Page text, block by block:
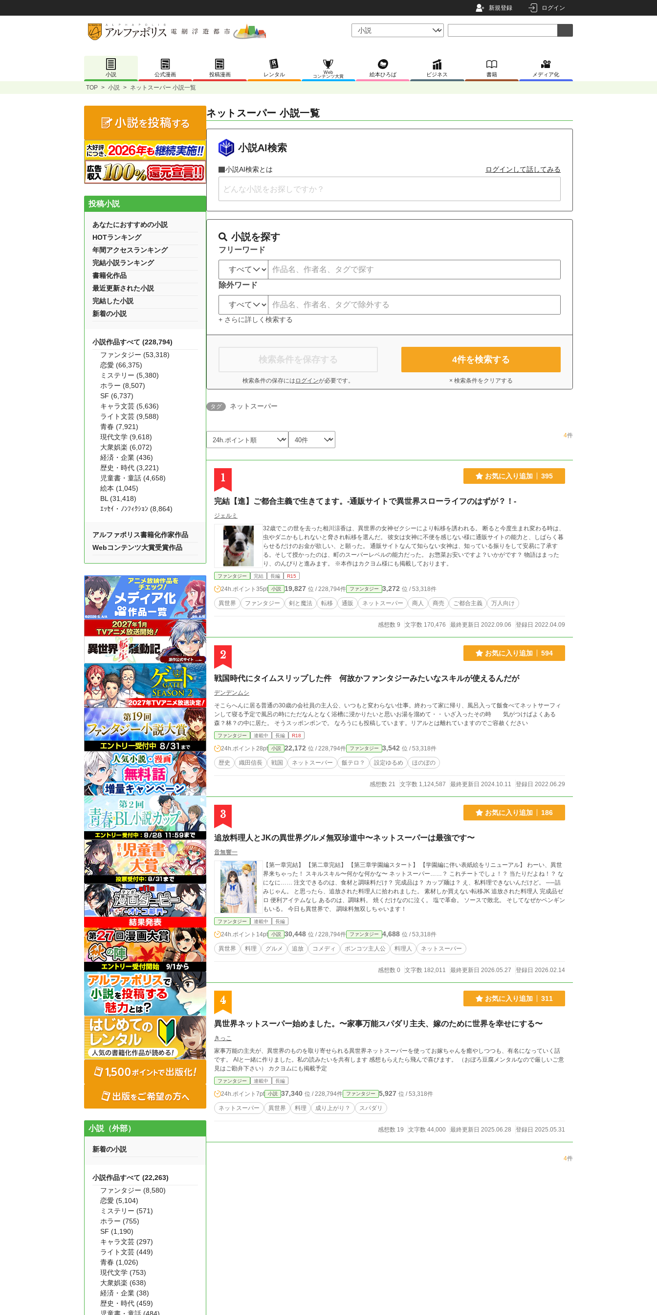
新規登録 ログイン
小説 公式漫画 投稿漫画 レンタル
Web
コンテンツ大賞
絵本ひろば ビジネス 書籍 メディア化
TOP > 小説 > ネットスーパー 小説一覧
ネットスーパー 小説一覧
小説AI検索
小説AI検索とは ログインして話してみる
小説を探す
フリーワード
除外ワード
+ さらに詳しく検索する
検索条件を保存する
検索条件の保存には ログインが必要です。
4件を検索する
× 検索条件をクリアする
タグ ネットスーパー
4件
1 お気に入り追加 395
完結【進】ご都合主義で生きてます。-通販サイトで異世界スローライフのはずが？！-
ジェルミ
32歳でこの世を去った相川涼香は、異世界の女神ゼクシーにより転移を誘われる。 断ると今度生まれ変わる時は、
虫やダニかもしれないと脅され転移を選んだ。 彼女は女神に不便を感じない様に通販サイトの能力と、しばらく暮
らせるだけのお金が欲しい、と願った。 通販サイトなんて知らない女神は、知っている振りをして安易に了承す
る。そして授かったのは、町のスーパーレベルの能力だった。 お惣菜お安いですよ？いかがです？ 物語はまった
り、のんびりと進みます。 ※本作はカクヨム様にも掲載しております。
ファンタジー 完結 長編 R15
24h.ポイント 35pt 小説 19,827 位 / 228,794件 ファンタジー 3,272 位 / 53,318件
異世界 ファンタジー 剣と魔法 転移 通販 ネットスーパー 商人 商売 ご都合主義 万人向け
感想数 9 文字数 170,476 最終更新日 2022.09.06 登録日 2022.04.09
2 お気に入り追加 594
戦国時代にタイムスリップした件 何故かファンタジーみたいなスキルが使えるんだが
デンデンムシ
そこらへんに居る普通の30歳の会社員の主人公、いつもと変わらない仕事。終わって家に帰り、風呂入って飯食べてネットサーフィ
ンして寝る予定で風呂の時にただなんとなく浴槽に浸かりたいと思いお湯を溜めて・・ いざ入ったその時 気がつけばよくある
森？林？の中に居た。 そうスッポンポンで。 なろうにも投稿しています。リアルとは離れていますのでご容赦ください
ファンタジー 連載中 長編 R18
24h.ポイント 28pt 小説 22,172 位 / 228,794件 ファンタジー 3,542 位 / 53,318件
歴史 織田信長 戦国 ネットスーパー 飯テロ？ 設定ゆるめ ほのぼの
感想数 21 文字数 1,124,587 最終更新日 2024.10.11 登録日 2022.06.29
3 お気に入り追加 186
追放料理人とJKの異世界グルメ無双珍道中〜ネットスーパーは最強です〜
音無響一
【第一章完結】 【第二章完結】 【第三章学園編スタート】 【学園編に伴い表紙絵をリニューアル】 わーい、異世
界来ちゃった！ スキルスキル〜何かな何かな〜 ネットスーパー……？ これチートでしょ！？ 当たりだよね！？ な
になに…… 注文できるのは、食材と調味料だけ？ 完成品は？ カップ麺は？ え、私料理できないんだけど。 ──詰
みじゃん。 と思ったら、追放された料理人に拾われました。 素材しか買えない転移JK 追放された料理人 完成品ゼ
ロ 便利アイテムなし あるのは、調味料。 焼くだけなのに泣く。 塩で革命。 ソースで敗北。 そしてなぜかペンギン
もいる。 今日も異世界で、 調味料無双しちゃいます！
ファンタジー 連載中 長編
24h.ポイント 14pt 小説 30,448 位 / 228,794件 ファンタジー 4,688 位 / 53,318件
異世界 料理 グルメ 追放 コメディ ポンコツ主人公 料理人 ネットスーパー
感想数 0 文字数 182,011 最終更新日 2026.05.27 登録日 2026.02.14
4 お気に入り追加 311
異世界ネットスーパー始めました。〜家事万能スパダリ主夫、嫁のために世界を幸せにする〜
きっこ
家事万能の主夫が、異世界のものを取り寄せられる異世界ネットスーパーを使ってお嫁ちゃんを癒やしつつも、有名になっていく話
です。 AIと一緒に作りました。私の読みたいを共有します 感想もらえたら飛んで喜びます。 （おぼろ豆腐メンタルなので厳しいご意
見はご勘弁下さい） カクヨムにも掲載予定
ファンタジー 連載中 長編
24h.ポイント 7pt 小説 37,340 位 / 228,794件 ファンタジー 5,927 位 / 53,318件
ネットスーパー 異世界 料理 成り上がり？ スパダリ
感想数 19 文字数 44,000 最終更新日 2025.06.28 登録日 2025.05.31
4件
投稿小説
あなたにおすすめの小説
HOTランキング
年間アクセスランキング
完結小説ランキング
書籍化作品
最近更新された小説
完結した小説
新着の小説
小説作品すべて (228,794)
ファンタジー (53,318)
恋愛 (66,375)
ミステリー (5,380)
ホラー (8,507)
SF (6,737)
キャラ文芸 (5,636)
ライト文芸 (9,588)
青春 (7,921)
現代文学 (9,618)
大衆娯楽 (6,072)
経済・企業 (436)
歴史・時代 (3,221)
児童書・童話 (4,658)
絵本 (1,045)
BL (31,418)
ｴｯｾｲ・ﾉﾝﾌｨｸｼｮﾝ (8,864)
アルファポリス書籍化作家作品
Webコンテンツ大賞受賞作品
小説（外部）
新着の小説
小説作品すべて (22,263)
ファンタジー (8,580)
恋愛 (5,104)
ミステリー (571)
ホラー (755)
SF (1,190)
キャラ文芸 (297)
ライト文芸 (449)
青春 (1,026)
現代文学 (753)
大衆娯楽 (638)
経済・企業 (38)
歴史・時代 (459)